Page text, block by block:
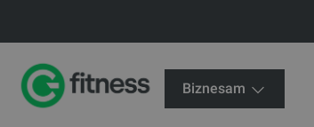
Biznesam